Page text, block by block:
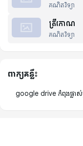
គណិតវិទ្យា
ត្រីកោណ
គណិតវិទ្យា
ពាក្យគន្លឹះ
google drive កំពុងផ្លាស់